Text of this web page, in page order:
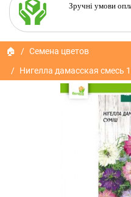
Зручні умови
🏠
Семена цветов
Нигелла дамасская смесь